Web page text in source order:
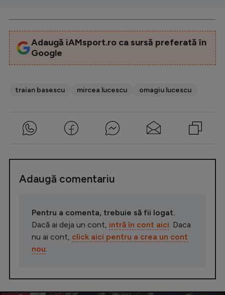
Adaugă iAMsport.ro ca sursă preferată în
Google
traian basescu mircea lucescu omagiu lucescu
Adaugă comentariu
Pentru a comenta, trebuie să fii logat.
Dacă ai deja un cont, intră în cont aici. Daca
nu ai cont, click aici pentru a crea un cont
nou.